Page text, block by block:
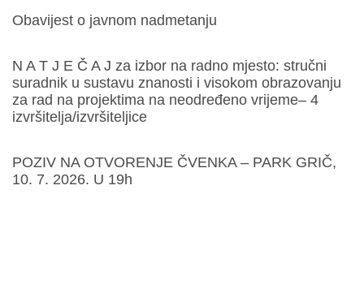
Obavijest o javnom nadmetanju
N A T J E Č A J za izbor na radno mjesto: stručni
suradnik u sustavu znanosti i visokom obrazovanju
za rad na projektima na neodređeno vrijeme– 4
izvršitelja/izvršiteljice
POZIV NA OTVORENJE ČVENKA – PARK GRIČ,
10. 7. 2026. U 19h